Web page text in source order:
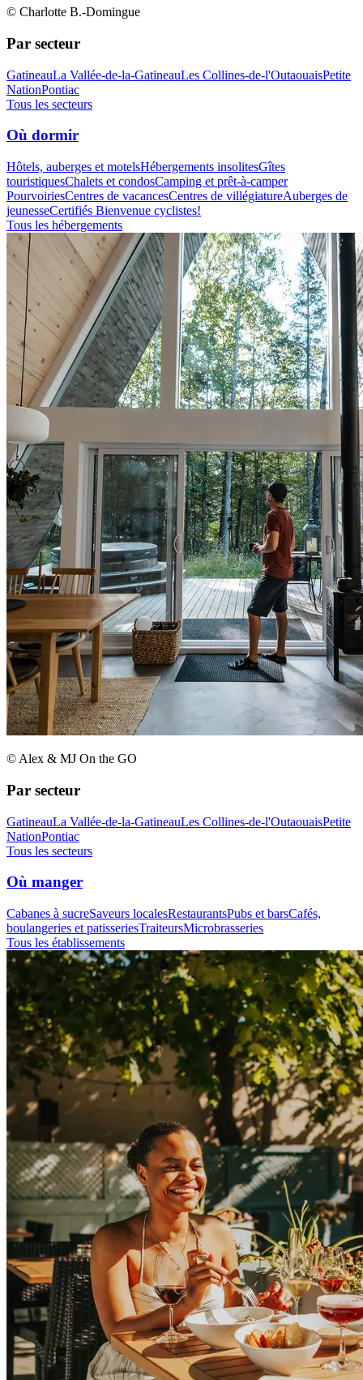
© Charlotte B.-Domingue
Par secteur
GatineauLa Vallée-de-la-GatineauLes Collines-de-l'OutaouaisPetite
NationPontiac
Tous les secteurs
Où dormir
Hôtels, auberges et motelsHébergements insolitesGîtes
touristiquesChalets et condosCamping et prêt-à-camper
PourvoiriesCentres de vacancesCentres de villégiatureAuberges de
jeunesseCertifiés Bienvenue cyclistes!
Tous les hébergements
© Alex & MJ On the GO
Par secteur
GatineauLa Vallée-de-la-GatineauLes Collines-de-l'OutaouaisPetite
NationPontiac
Tous les secteurs
Où manger
Cabanes à sucreSaveurs localesRestaurantsPubs et barsCafés,
boulangeries et patisseriesTraiteursMicrobrasseries
Tous les établissements